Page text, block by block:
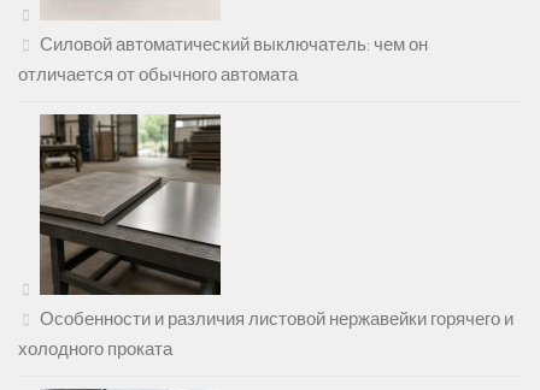
Силовой автоматический выключатель: чем он
отличается от обычного автомата
Особенности и различия листовой нержавейки горячего и
холодного проката